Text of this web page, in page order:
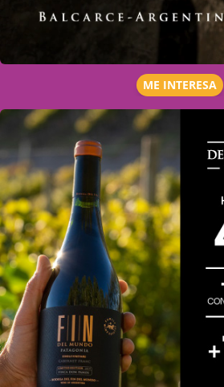
ME INTERESA